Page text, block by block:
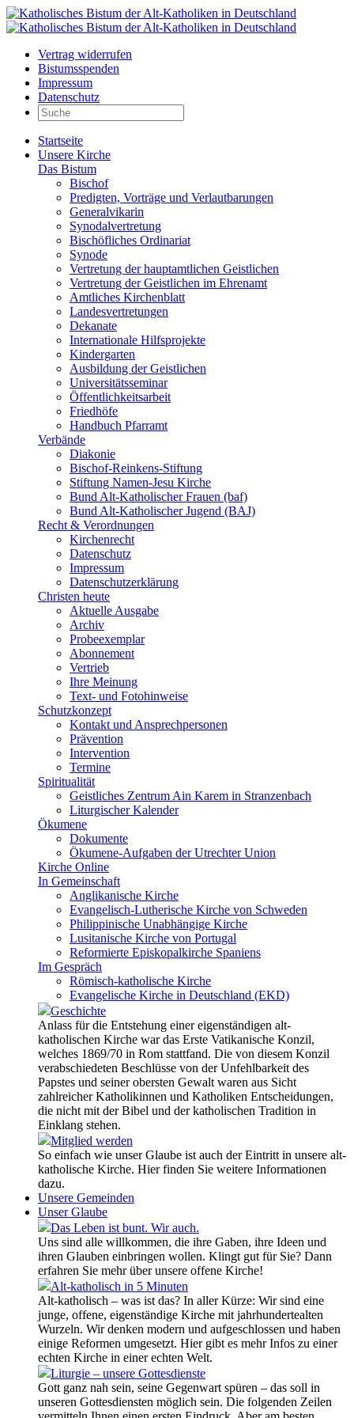
Vertrag widerrufen
Bistumsspenden
Impressum
Datenschutz
Startseite
Unsere Kirche
Das Bistum
Bischof
Predigten, Vorträge und Verlautbarungen
Generalvikarin
Synodalvertretung
Bischöfliches Ordinariat
Synode
Vertretung der hauptamtlichen Geistlichen
Vertretung der Geistlichen im Ehrenamt
Amtliches Kirchenblatt
Landesvertretungen
Dekanate
Internationale Hilfsprojekte
Kindergarten
Ausbildung der Geistlichen
Universitätsseminar
Öffentlichkeitsarbeit
Friedhöfe
Handbuch Pfarramt
Verbände
Diakonie
Bischof-Reinkens-Stiftung
Stiftung Namen-Jesu Kirche
Bund Alt-Katholischer Frauen (baf)
Bund Alt-Katholischer Jugend (BAJ)
Recht & Verordnungen
Kirchenrecht
Datenschutz
Impressum
Datenschutzerklärung
Christen heute
Aktuelle Ausgabe
Archiv
Probeexemplar
Abonnement
Vertrieb
Ihre Meinung
Text- und Fotohinweise
Schutzkonzept
Kontakt und Ansprechpersonen
Prävention
Intervention
Termine
Spiritualität
Geistliches Zentrum Ain Karem in Stranzenbach
Liturgischer Kalender
Ökumene
Dokumente
Ökumene-Aufgaben der Utrechter Union
Kirche Online
In Gemeinschaft
Anglikanische Kirche
Evangelisch-Lutherische Kirche von Schweden
Philippinische Unabhängige Kirche
Lusitanische Kirche von Portugal
Reformierte Episkopalkirche Spaniens
Im Gespräch
Römisch-katholische Kirche
Evangelische Kirche in Deutschland (EKD)
Geschichte
Anlass für die Entstehung einer eigenständigen alt-
katholischen Kirche war das Erste Vatikanische Konzil,
welches 1869/70 in Rom stattfand. Die von diesem Konzil
verabschiedeten Beschlüsse von der Unfehlbarkeit des
Papstes und seiner obersten Gewalt waren aus Sicht
zahlreicher Katholikinnen und Katholiken Entscheidungen,
die nicht mit der Bibel und der katholischen Tradition in
Einklang stehen.
Mitglied werden
So einfach wie unser Glaube ist auch der Eintritt in unsere alt-
katholische Kirche. Hier finden Sie weitere Informationen
dazu.
Unsere Gemeinden
Unser Glaube
Das Leben ist bunt. Wir auch.
Uns sind alle willkommen, die ihre Gaben, ihre Ideen und
ihren Glauben einbringen wollen. Klingt gut für Sie? Dann
erfahren Sie mehr über unsere offene Kirche!
Alt-katholisch in 5 Minuten
Alt-katholisch – was ist das? In aller Kürze: Wir sind eine
junge, offene, eigenständige Kirche mit jahrhundertealten
Wurzeln. Wir denken modern und aufgeschlossen und haben
einige Reformen umgesetzt. Hier gibt es mehr Infos zu einer
echten Kirche in einer echten Welt.
Liturgie – unsere Gottesdienste
Gott ganz nah sein, seine Gegenwart spüren – das soll in
unseren Gottesdiensten möglich sein. Die folgenden Zeilen